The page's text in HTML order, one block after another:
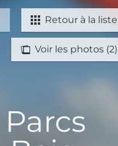
Retour à la liste
Voir les photos (2)